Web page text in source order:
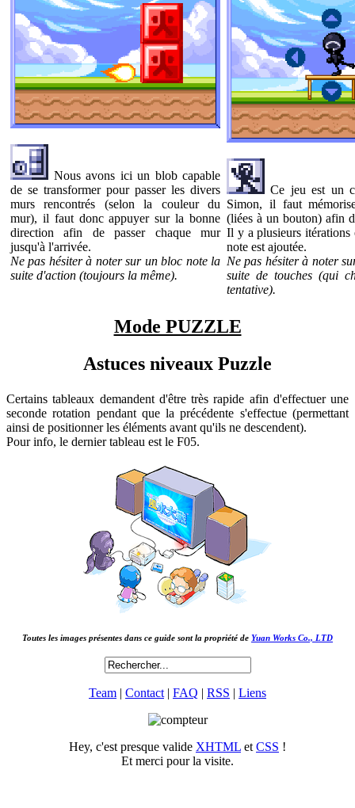
Nous avons ici un blob capable
de se transformer pour passer les divers
murs rencontrés (selon la couleur du
mur), il faut donc appuyer sur la bonne
direction afin de passer chaque mur
jusqu'à l'arrivée.
Ne pas hésiter à noter sur un bloc note la
suite d'action (toujours la même).
Ce jeu est un
Simon, il faut
(liées à un bouton) afin
Il y a plusieurs itérations
note est ajoutée.
Ne pas hésiter à noter
suite de touches (qui
tentative).
Mode PUZZLE
Astuces niveaux Puzzle
Certains tableaux demandent d'être très rapide afin d'effectuer une
seconde rotation pendant que la précédente s'effectue (permettant
ainsi de positionner les éléments avant qu'ils ne descendent).
Pour info, le dernier tableau est le F05.
Toutes les images présentes dans ce guide sont la propriété de Yuan Works Co., LTD
Team | Contact | FAQ | RSS | Liens
Hey, c'est presque valide XHTML et CSS !
Et merci pour la visite.